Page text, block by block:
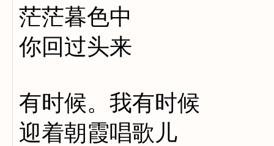
茫茫暮色中
你回过头来
有时候。我有时候
迎着朝霞唱歌儿